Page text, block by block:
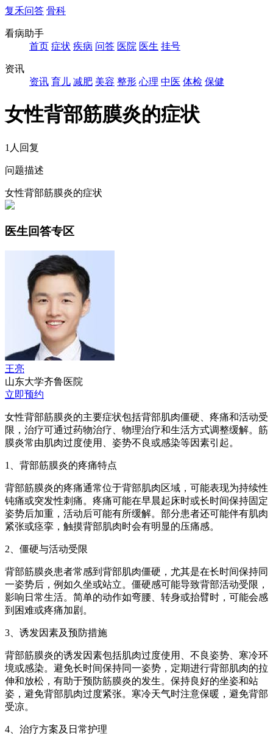
复禾问答 骨科
看病助手
首页 症状 疾病 问答 医院 医生 挂号
资讯
资讯 育儿 减肥 美容 整形 心理 中医 体检 保健
女性背部筋膜炎的症状
1人回复
问题描述
女性背部筋膜炎的症状
医生回答专区
王亮
山东大学齐鲁医院
立即预约
女性背部筋膜炎的主要症状包括背部肌肉僵硬、疼痛和活动受
限，治疗可通过药物治疗、物理治疗和生活方式调整缓解。筋
膜炎常由肌肉过度使用、姿势不良或感染等因素引起。
1、背部筋膜炎的疼痛特点
背部筋膜炎的疼痛通常位于背部肌肉区域，可能表现为持续性
钝痛或突发性刺痛。疼痛可能在早晨起床时或长时间保持固定
姿势后加重，活动后可能有所缓解。部分患者还可能伴有肌肉
紧张或痉挛，触摸背部肌肉时会有明显的压痛感。
2、僵硬与活动受限
背部筋膜炎患者常感到背部肌肉僵硬，尤其是在长时间保持同
一姿势后，例如久坐或站立。僵硬感可能导致背部活动受限，
影响日常生活。简单的动作如弯腰、转身或抬臂时，可能会感
到困难或疼痛加剧。
3、诱发因素及预防措施
背部筋膜炎的诱发因素包括肌肉过度使用、不良姿势、寒冷环
境或感染。避免长时间保持同一姿势，定期进行背部肌肉的拉
伸和放松，有助于预防筋膜炎的发生。保持良好的坐姿和站
姿，避免背部肌肉过度紧张。寒冷天气时注意保暖，避免背部
受凉。
4、治疗方案及日常护理